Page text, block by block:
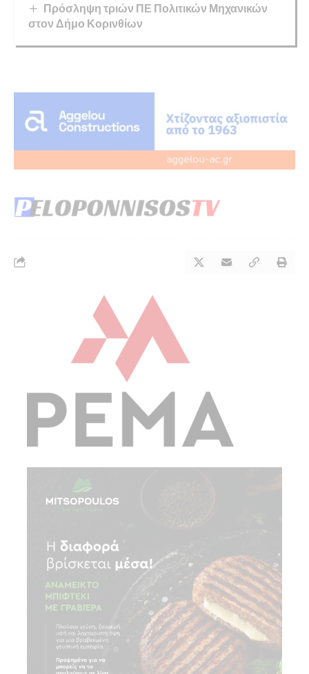
Πρόσληψη τριών ΠΕ Πολιτικών Μηχανικών
στον Δήμο Κορινθίων